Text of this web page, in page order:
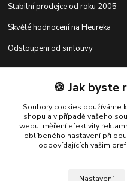
Stabilní prodejce od roku 2005
Skvělé hodnocení na Heureka
Odstoupeni od smlouvy
Kontakty
shop@racing-tuning-shop.cz
🍪 Jak byste
Soubory cookies používáme
shopu a v případě vašeho
webu, měření efektivity
oblíbeného nastavení při
odpovídajících vašim
Nastavení